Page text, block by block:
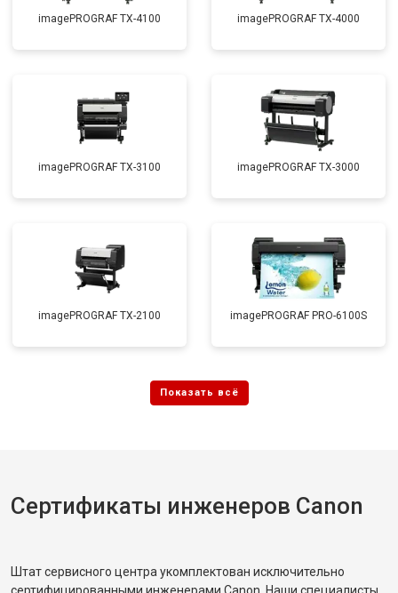
imagePROGRAF TX-4100 imagePROGRAF TX-4000
imagePROGRAF TX-3100 imagePROGRAF TX-3000
imagePROGRAF TX-2100 imagePROGRAF PRO-6100S
Сертификаты инженеров Canon
Штат сервисного центра укомплектован исключительно